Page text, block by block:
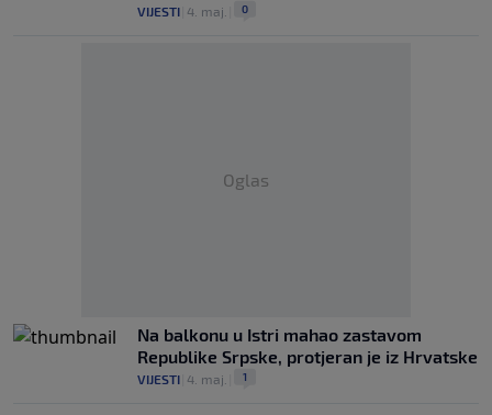
VIJESTI 4. maj. 0
Oglas
Na balkonu u Istri mahao zastavom
Republike Srpske, protjeran je iz Hrvatske
VIJESTI 4. maj. 1